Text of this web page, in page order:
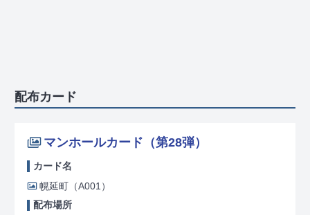
配布カード
マンホールカード（第28弾）
カード名
幌延町（A001）
配布場所